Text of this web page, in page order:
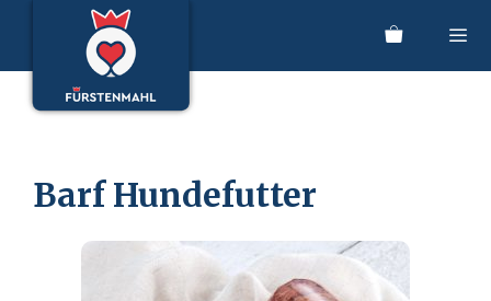
springen
Barf Hundefutter